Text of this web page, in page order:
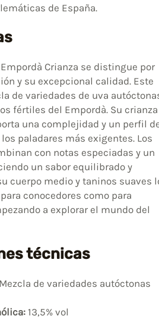
de España.
Crianza se distingue por
y su excepcional calidad. Este
de variedades de uva
fértiles del Empordà. Su crianza
una complejidad y un perfil
paladares más exigentes. Los
con notas especiadas y un
un sabor equilibrado y
cuerpo medio y taninos suaves
conocedores como para
a explorar el mundo del
técnicas
Mezcla de variedades autóctonas
13,5% vol